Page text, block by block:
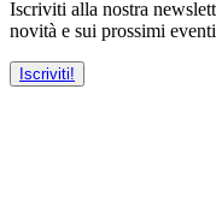
Iscriviti alla nostra
novità e sui prossimi
Iscriviti!